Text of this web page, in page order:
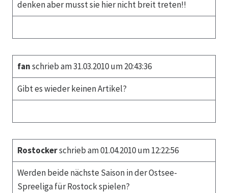
denken aber musst sie hier nicht breit treten!!
fanschrieb am 31.03.2010 um 20:43:36
Gibt es wieder keinen Artikel?
Rostockerschrieb am 01.04.2010 um 12:22:56
Werden beide nächste Saison in der Ostsee-
Spreeliga für Rostock spielen?